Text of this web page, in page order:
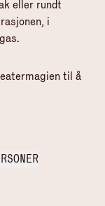
eller rundt
i
til å